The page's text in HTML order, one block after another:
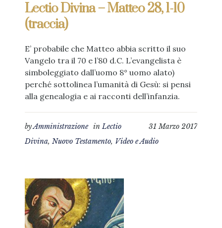
Lectio Divina – Matteo 28, 1-10
(traccia)
E’ probabile che Matteo abbia scritto il suo
Vangelo tra il 70 e l’80 d.C. L’evangelista è
simboleggiato dall’uomo 8° uomo alato)
perché sottolinea l’umanità di Gesù: si pensi
alla genealogia e ai racconti dell’infanzia.
31 Marzo 2017
byAmministrazione inLectio
Divina, Nuovo Testamento, Video e Audio